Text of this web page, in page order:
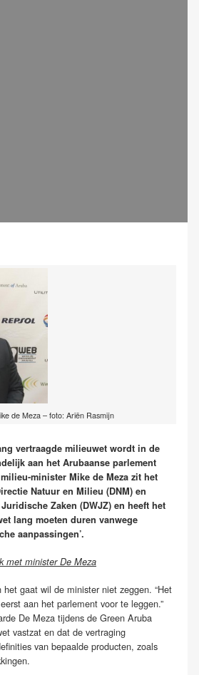
de Meza – foto: Ariën Rasmijn
vertraagde milieuwet wordt in de
aan het Arubaanse parlement
minister Mike de Meza zit het
Natuur en Milieu (DNM) en
Zaken (DWJZ) en heeft het
lang moeten duren vanwege
aanpassingen’.
met minister De Meza
het gaat wil de minister niet zeggen. “Het
aan het parlement voor te leggen.”
De Meza tijdens de Green Aruba
vastzat en dat de vertraging
van bepaalde producten, zoals